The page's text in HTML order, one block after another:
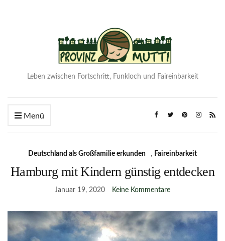
Leben zwischen Fortschritt, Funkloch und Faireinbarkeit
Menü
Deutschland als Großfamilie erkunden , Faireinbarkeit
Hamburg mit Kindern günstig entdecken
Januar 19, 2020 Keine Kommentare